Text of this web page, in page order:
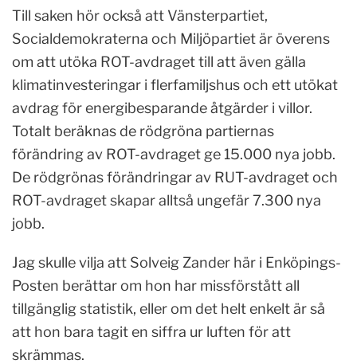
Till saken hör också att Vänsterpartiet,
Socialdemokraterna och Miljöpartiet är överens
om att utöka ROT-avdraget till att även gälla
klimatinvesteringar i flerfamiljshus och ett utökat
avdrag för energibesparande åtgärder i villor.
Totalt beräknas de rödgröna partiernas
förändring av ROT-avdraget ge 15.000 nya jobb.
De rödgrönas förändringar av RUT-avdraget och
ROT-avdraget skapar alltså ungefär 7.300 nya
jobb.
Jag skulle vilja att Solveig Zander här i Enköpings-
Posten berättar om hon har missförstått all
tillgänglig statistik, eller om det helt enkelt är så
att hon bara tagit en siffra ur luften för att
skrämmas.